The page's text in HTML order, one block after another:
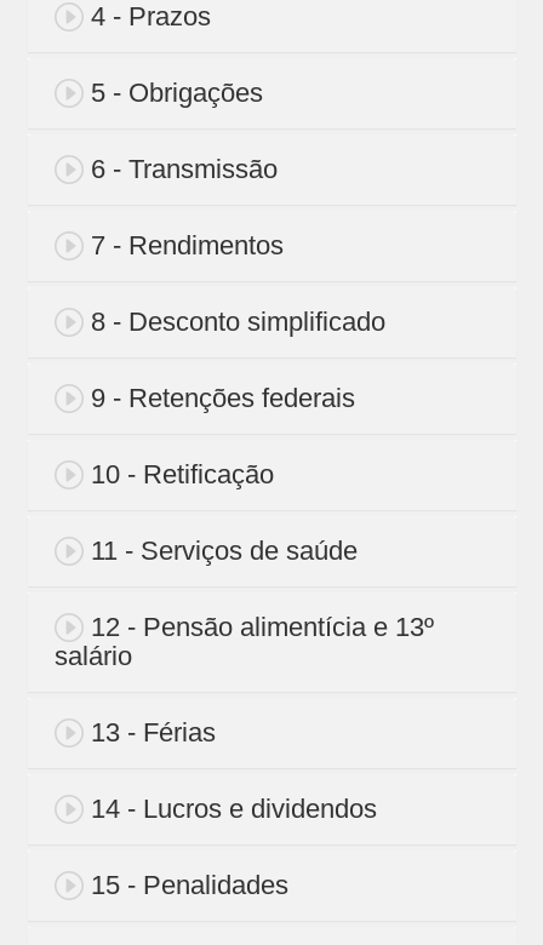
4 - Prazos
5 - Obrigações
6 - Transmissão
7 - Rendimentos
8 - Desconto simplificado
9 - Retenções federais
10 - Retificação
11 - Serviços de saúde
12 - Pensão alimentícia e 13º
salário
13 - Férias
14 - Lucros e dividendos
15 - Penalidades